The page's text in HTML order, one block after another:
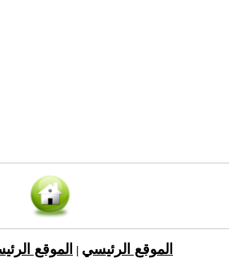
الموقع الرئيسي الموقع